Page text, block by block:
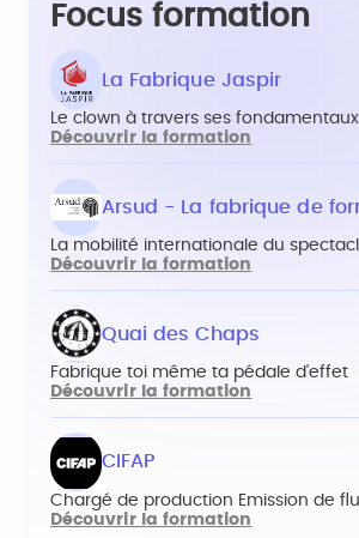
Focus formation
La Fabrique Jaspir
Le clown à travers ses fondamentaux
Découvrir la formation
Arsud - La fabrique de
La mobilité internationale du
Découvrir la formation
Quai des Chaps
Fabrique toi même ta pédale d'effet
Découvrir la formation
CIFAP
Chargé de production Emission de
Découvrir la formation